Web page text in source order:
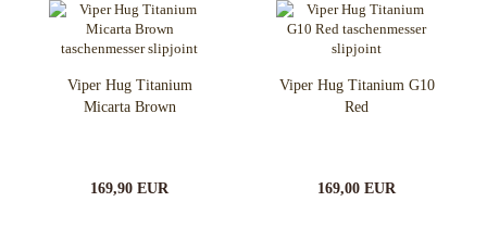
Viper Hug Titanium
Micarta Brown
169,90 EUR
Viper Hug Titanium G10
Red
169,00 EUR